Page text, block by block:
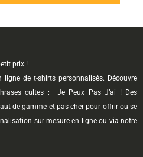
prix !
de t-shirts personnalisés. Découvre
cultes : Je Peux Pas J’ai ! Des
de gamme et pas cher pour offrir ou se
sur mesure en ligne ou via notre